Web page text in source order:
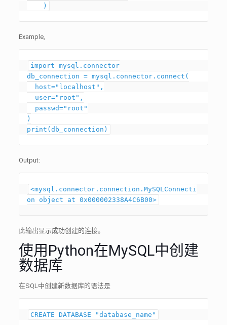
Example,
import mysql.connector
db_connection = mysql.connector.connect(
)
Output:
<mysql.connector.connection.MySQLConnecti
on object at 0x000002338A4C6B00>
此输出显示成功创建的连接。
使用Python在MySQL中创建
数据库
在SQL中创建新数据库的语法是
CREATE DATABASE "database_name"